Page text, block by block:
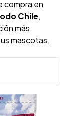
compra en
Chile,
más
mascotas.